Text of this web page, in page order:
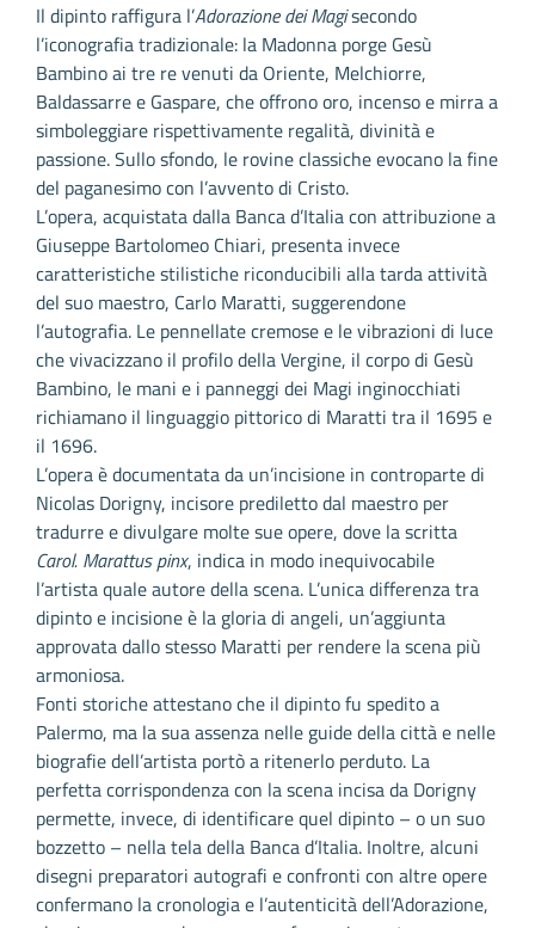
Il dipinto raffigura l’Adorazione dei Magisecondo
l’iconografia tradizionale: la Madonna porge Gesù
Bambino ai tre re venuti da Oriente, Melchiorre,
Baldassarre e Gaspare, che offrono oro, incenso e mirra a
simboleggiare rispettivamente regalità, divinità e
passione. Sullo sfondo, le rovine classiche evocano la fine
del paganesimo con l’avvento di Cristo.
L’opera, acquistata dalla Banca d’Italia con attribuzione a
Giuseppe Bartolomeo Chiari, presenta invece
caratteristiche stilistiche riconducibili alla tarda attività
del suo maestro, Carlo Maratti, suggerendone
l’autografia. Le pennellate cremose e le vibrazioni di luce
che vivacizzano il profilo della Vergine, il corpo di Gesù
Bambino, le mani e i panneggi dei Magi inginocchiati
richiamano il linguaggio pittorico di Maratti tra il 1695 e
il 1696.
L’opera è documentata da un’incisione in controparte di
Nicolas Dorigny, incisore prediletto dal maestro per
tradurre e divulgare molte sue opere, dove la scritta
Carol. Marattus pinx, indica in modo inequivocabile
l’artista quale autore della scena. L’unica differenza tra
dipinto e incisione è la gloria di angeli, un’aggiunta
approvata dallo stesso Maratti per rendere la scena più
armoniosa.
Fonti storiche attestano che il dipinto fu spedito a
Palermo, ma la sua assenza nelle guide della città e nelle
biografie dell’artista portò a ritenerlo perduto. La
perfetta corrispondenza con la scena incisa da Dorigny
permette, invece, di identificare quel dipinto – o un suo
bozzetto – nella tela della Banca d’Italia. Inoltre, alcuni
disegni preparatori autografi e confronti con altre opere
confermano la cronologia e l’autenticità dell’Adorazione,